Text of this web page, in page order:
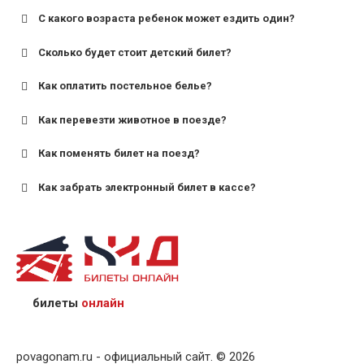
С какого возраста ребенок может ездить один?
для поездов дальнего следования — от 10 лет и
для пригородных поездов — от 7 лет.
Сколько будет стоит детский билет?
Как оплатить постельное белье?
Как перевезти животное в поезде?
Как поменять билет на поезд?
Как забрать электронный билет в кассе?
назвав кассиру 14-значный номер заказа;
предъявив удостоверение личности пассажира, на
кого оформлен билет.
билеты онлайн
povagonam.ru - официальный сайт. © 2026